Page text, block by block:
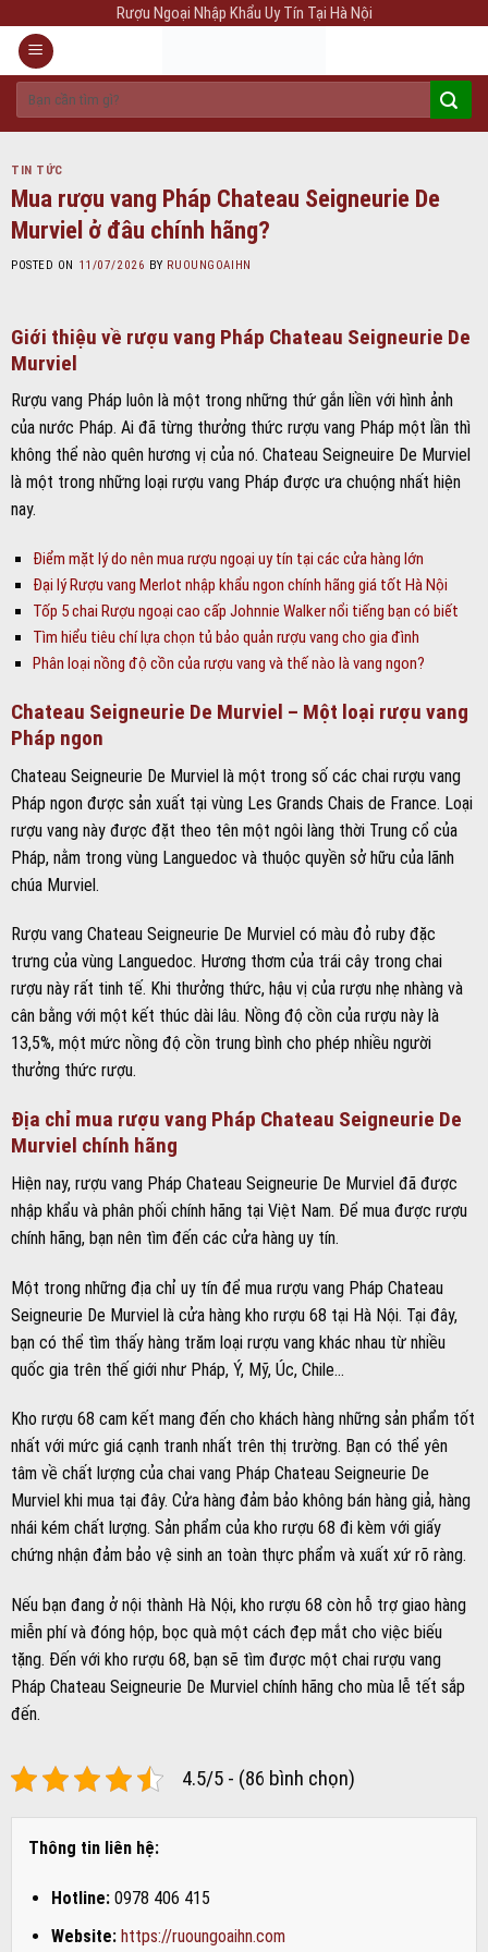
content
Rượu Ngoại Nhập Khẩu Uy Tín Tại Hà Nội
kiếm:
TIN TỨC
Mua rượu vang Pháp Chateau Seigneurie De
Murviel ở đâu chính hãng?
POSTED ON 11/07/2026 BY RUOUNGOAIHN
Giới thiệu về rượu vang Pháp Chateau Seigneurie De
Murviel
Rượu vang Pháp luôn là một trong những thứ gắn liền với hình ảnh
của nước Pháp. Ai đã từng thưởng thức rượu vang Pháp một lần thì
không thể nào quên hương vị của nó. Chateau Seigneuire De Murviel
là một trong những loại rượu vang Pháp được ưa chuộng nhất hiện
nay.
Điểm mặt lý do nên mua rượu ngoại uy tín tại các cửa hàng lớn
Đại lý Rượu vang Merlot nhập khẩu ngon chính hãng giá tốt Hà Nội
Tốp 5 chai Rượu ngoại cao cấp Johnnie Walker nổi tiếng bạn có biết
Tìm hiểu tiêu chí lựa chọn tủ bảo quản rượu vang cho gia đình
Phân loại nồng độ cồn của rượu vang và thế nào là vang ngon?
Chateau Seigneurie De Murviel – Một loại rượu vang
Pháp ngon
Chateau Seigneurie De Murviel là một trong số các chai rượu vang
Pháp ngon được sản xuất tại vùng Les Grands Chais de France. Loại
rượu vang này được đặt theo tên một ngôi làng thời Trung cổ của
Pháp, nằm trong vùng Languedoc và thuộc quyền sở hữu của lãnh
chúa Murviel.
Rượu vang Chateau Seigneurie De Murviel có màu đỏ ruby đặc
trưng của vùng Languedoc. Hương thơm của trái cây trong chai
rượu này rất tinh tế. Khi thưởng thức, hậu vị của rượu nhẹ nhàng và
cân bằng với một kết thúc dài lâu. Nồng độ cồn của rượu này là
13,5%, một mức nồng độ cồn trung bình cho phép nhiều người
thưởng thức rượu.
Địa chỉ mua rượu vang Pháp Chateau Seigneurie De
Murviel chính hãng
Hiện nay, rượu vang Pháp Chateau Seigneurie De Murviel đã được
nhập khẩu và phân phối chính hãng tại Việt Nam. Để mua được rượu
chính hãng, bạn nên tìm đến các cửa hàng uy tín.
Một trong những địa chỉ uy tín để mua rượu vang Pháp Chateau
Seigneurie De Murviel là cửa hàng kho rượu 68 tại Hà Nội. Tại đây,
bạn có thể tìm thấy hàng trăm loại rượu vang khác nhau từ nhiều
quốc gia trên thế giới như Pháp, Ý, Mỹ, Úc, Chile…
Kho rượu 68 cam kết mang đến cho khách hàng những sản phẩm tốt
nhất với mức giá cạnh tranh nhất trên thị trường. Bạn có thể yên
tâm về chất lượng của chai vang Pháp Chateau Seigneurie De
Murviel khi mua tại đây. Cửa hàng đảm bảo không bán hàng giả, hàng
nhái kém chất lượng. Sản phẩm của kho rượu 68 đi kèm với giấy
chứng nhận đảm bảo vệ sinh an toàn thực phẩm và xuất xứ rõ ràng.
Nếu bạn đang ở nội thành Hà Nội, kho rượu 68 còn hỗ trợ giao hàng
miễn phí và đóng hộp, bọc quà một cách đẹp mắt cho việc biếu
tặng. Đến với kho rượu 68, bạn sẽ tìm được một chai rượu vang
Pháp Chateau Seigneurie De Murviel chính hãng cho mùa lễ tết sắp
đến.
4.5/5 - (86 bình chọn)
Thông tin liên hệ:
Hotline:0978 406 415
Website: https://ruoungoaihn.com